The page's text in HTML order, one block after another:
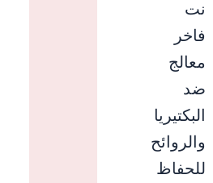
نت
فاخر
معالج
ضد
البكتيريا
والروائح
للحفاظ